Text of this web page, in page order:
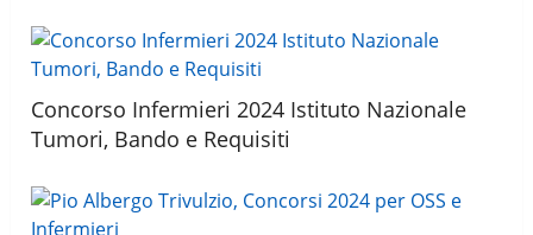
Concorso Infermieri 2024 Istituto Nazionale
Tumori, Bando e Requisiti